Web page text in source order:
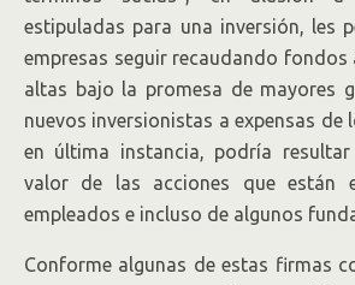
estipuladas para una inversión, les
empresas seguir recaudando fondos
altas bajo la promesa de mayores
nuevos inversionistas a expensas de
en última instancia, podría
valor de las acciones que están
empleados e incluso de algunos
Conforme algunas de estas firmas